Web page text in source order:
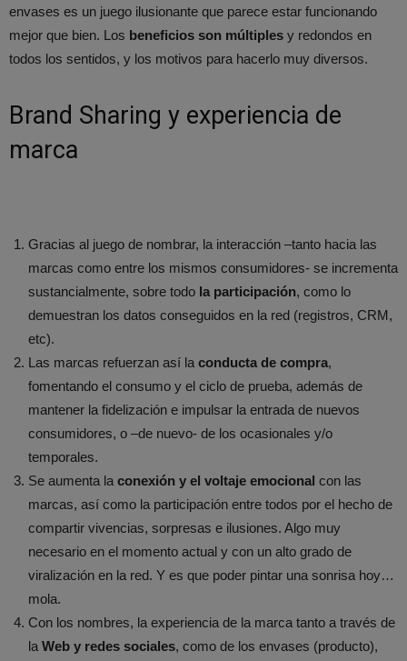
envases es un juego ilusionante que parece estar funcionando
mejor que bien. Los beneficios son múltiples y redondos en
todos los sentidos, y los motivos para hacerlo muy diversos.
Brand Sharing y experiencia de
marca
Gracias al juego de nombrar, la interacción –tanto hacia las
marcas como entre los mismos consumidores- se incrementa
sustancialmente, sobre todo la participación, como lo
demuestran los datos conseguidos en la red (registros, CRM,
etc).
Las marcas refuerzan así la conducta de compra,
fomentando el consumo y el ciclo de prueba, además de
mantener la fidelización e impulsar la entrada de nuevos
consumidores, o –de nuevo- de los ocasionales y/o
temporales.
Se aumenta la conexión y el voltaje emocional con las
marcas, así como la participación entre todos por el hecho de
compartir vivencias, sorpresas e ilusiones. Algo muy
necesario en el momento actual y con un alto grado de
viralización en la red. Y es que poder pintar una sonrisa hoy…
mola.
Con los nombres, la experiencia de la marca tanto a través de
la Web y redes sociales, como de los envases (producto),